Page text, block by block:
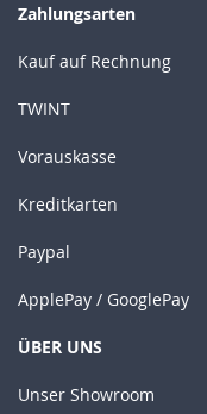
Zahlungsarten
Kauf auf Rechnung
TWINT
Vorauskasse
Kreditkarten
Paypal
ApplePay / GooglePay
ÜBER UNS
Unser Showroom